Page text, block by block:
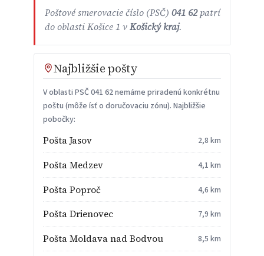
Poštové smerovacie číslo (PSČ) 041 62patrí
do oblasti Košice 1 vKošický kraj.
Najbližšie pošty
V oblasti PSČ 041 62 nemáme priradenú konkrétnu
poštu (môže ísť o doručovaciu zónu). Najbližšie
pobočky:
Pošta Jasov 2,8 km
Pošta Medzev 4,1 km
Pošta Poproč 4,6 km
Pošta Drienovec 7,9 km
Pošta Moldava nad Bodvou 8,5 km